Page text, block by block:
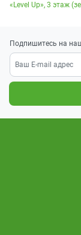
«Level Up», 3 этаж
Подпишитесь на